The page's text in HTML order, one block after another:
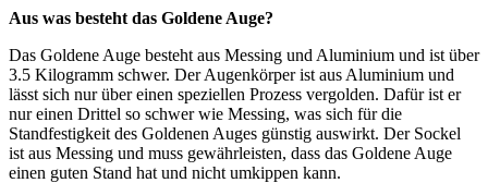
Aus was besteht das Goldene Auge?
Das Goldene Auge besteht aus Messing und Aluminium und ist über
3.5 Kilogramm schwer. Der Augenkörper ist aus Aluminium und
lässt sich nur über einen speziellen Prozess vergolden. Dafür ist er
nur einen Drittel so schwer wie Messing, was sich für die
Standfestigkeit des Goldenen Auges günstig auswirkt. Der Sockel
ist aus Messing und muss gewährleisten, dass das Goldene Auge
einen guten Stand hat und nicht umkippen kann.